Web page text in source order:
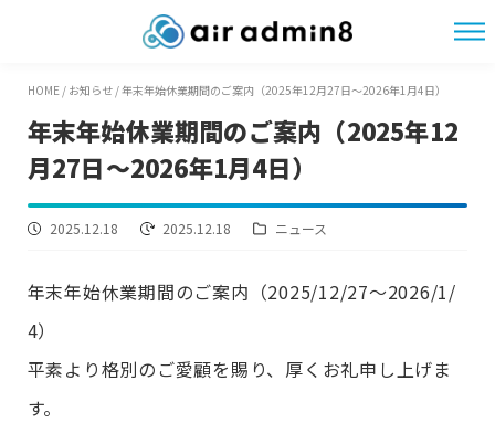
HOME/ お知らせ/年末年始休業期間のご案内（2025年12月27日〜2026年1月4日）
年末年始休業期間のご案内（2025年12
月27日〜2026年1月4日）
2025.12.18 2025.12.18 ニュース
年末年始休業期間のご案内（2025/12/27〜2026/1/
4）
平素より格別のご愛顧を賜り、厚くお礼申し上げま
す。